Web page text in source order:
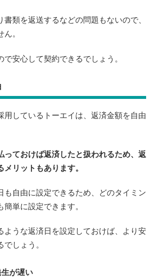
書類を返送するなどの問題もないので、
。
で安心して契約できるでしょう。
用しているトーエイは、返済金額を自由
っておけば返済したと扱われるため、返
リットもあります。
も自由に設定できるため、どのタイミン
簡単に設定できます。
ような返済日を設定しておけば、より安
しょう。
が遅い